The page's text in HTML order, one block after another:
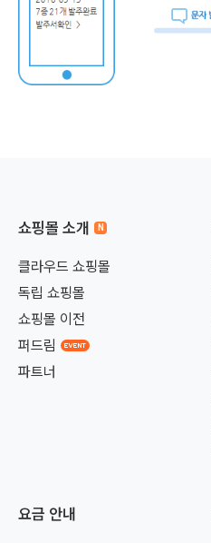
쇼핑몰 소개
클라우드 쇼핑몰
독립 쇼핑몰
쇼핑몰 이전
퍼드림
파트너
요금 안내